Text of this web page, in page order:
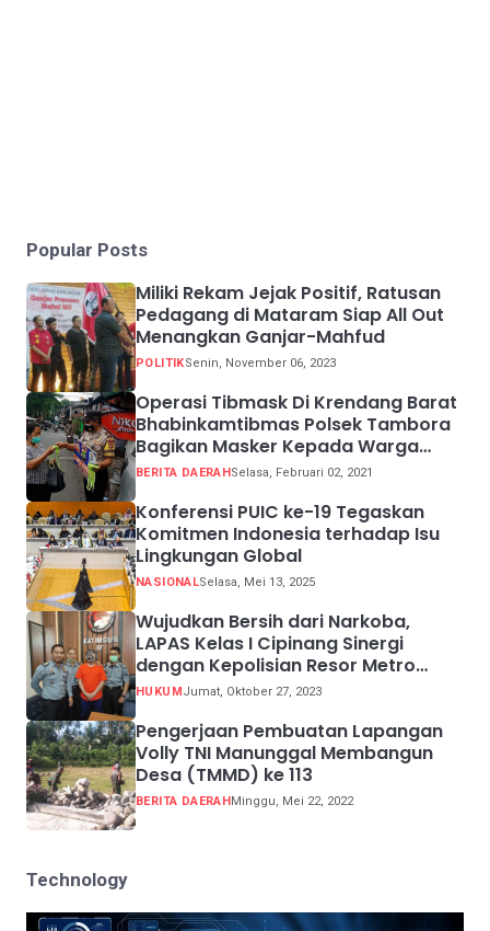
Popular Posts
Miliki Rekam Jejak Positif, Ratusan
Pedagang di Mataram Siap All Out
Menangkan Ganjar-Mahfud
POLITIKSenin, November 06, 2023
Operasi Tibmask Di Krendang Barat
Bhabinkamtibmas Polsek Tambora
Bagikan Masker Kepada Warga
Pelanggar Prokes
BERITA DAERAHSelasa, Februari 02, 2021
Konferensi PUIC ke-19 Tegaskan
Komitmen Indonesia terhadap Isu
Lingkungan Global
NASIONALSelasa, Mei 13, 2025
Wujudkan Bersih dari Narkoba,
LAPAS Kelas I Cipinang Sinergi
dengan Kepolisian Resor Metro
Jakarta Barat
HUKUMJumat, Oktober 27, 2023
Pengerjaan Pembuatan Lapangan
Volly TNI Manunggal Membangun
Desa (TMMD) ke 113
BERITA DAERAHMinggu, Mei 22, 2022
Technology